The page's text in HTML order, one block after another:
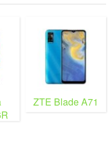
ZTE Blade A71